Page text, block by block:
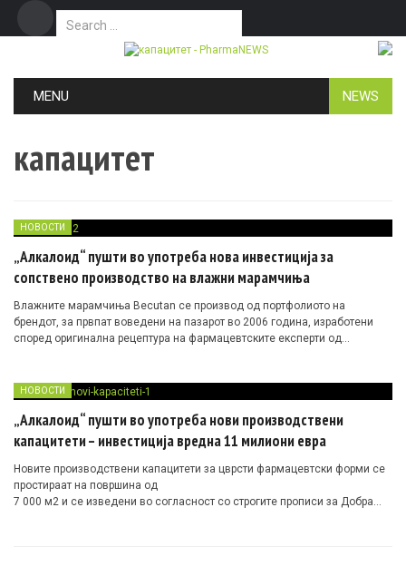
Search for:
MENU NEWS
капацитет
НОВОСТИ
„Алкалоид“ пушти во употреба нова инвестиција за
сопствено производство на влажни марамчиња
Влажните марамчиња Becutan се производ од портфолиото на
брендот, за првпат воведени на пазарот во 2006 година, изработени
според оригинална рецептура на фармацевтските експерти од
спроведува во погоните на компанијата на локалитетот „Лафома“ во
Ѓорче Петров.
НОВОСТИ
„Алкалоид“ пушти во употреба нови производствени
капацитети – инвестиција вредна 11 милиони евра
Новите производствени капацитети за цврсти фармацевтски форми се
простираат на површина од
7 000 м2 и се изведени во согласност со строгите прописи за Добра